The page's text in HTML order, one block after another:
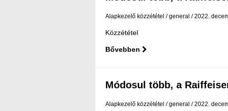
Alapkezelő közzététel general 2022.
Közzététel
Bővebben
Módosul több, a
Alapkezelő közzététel general 2022.